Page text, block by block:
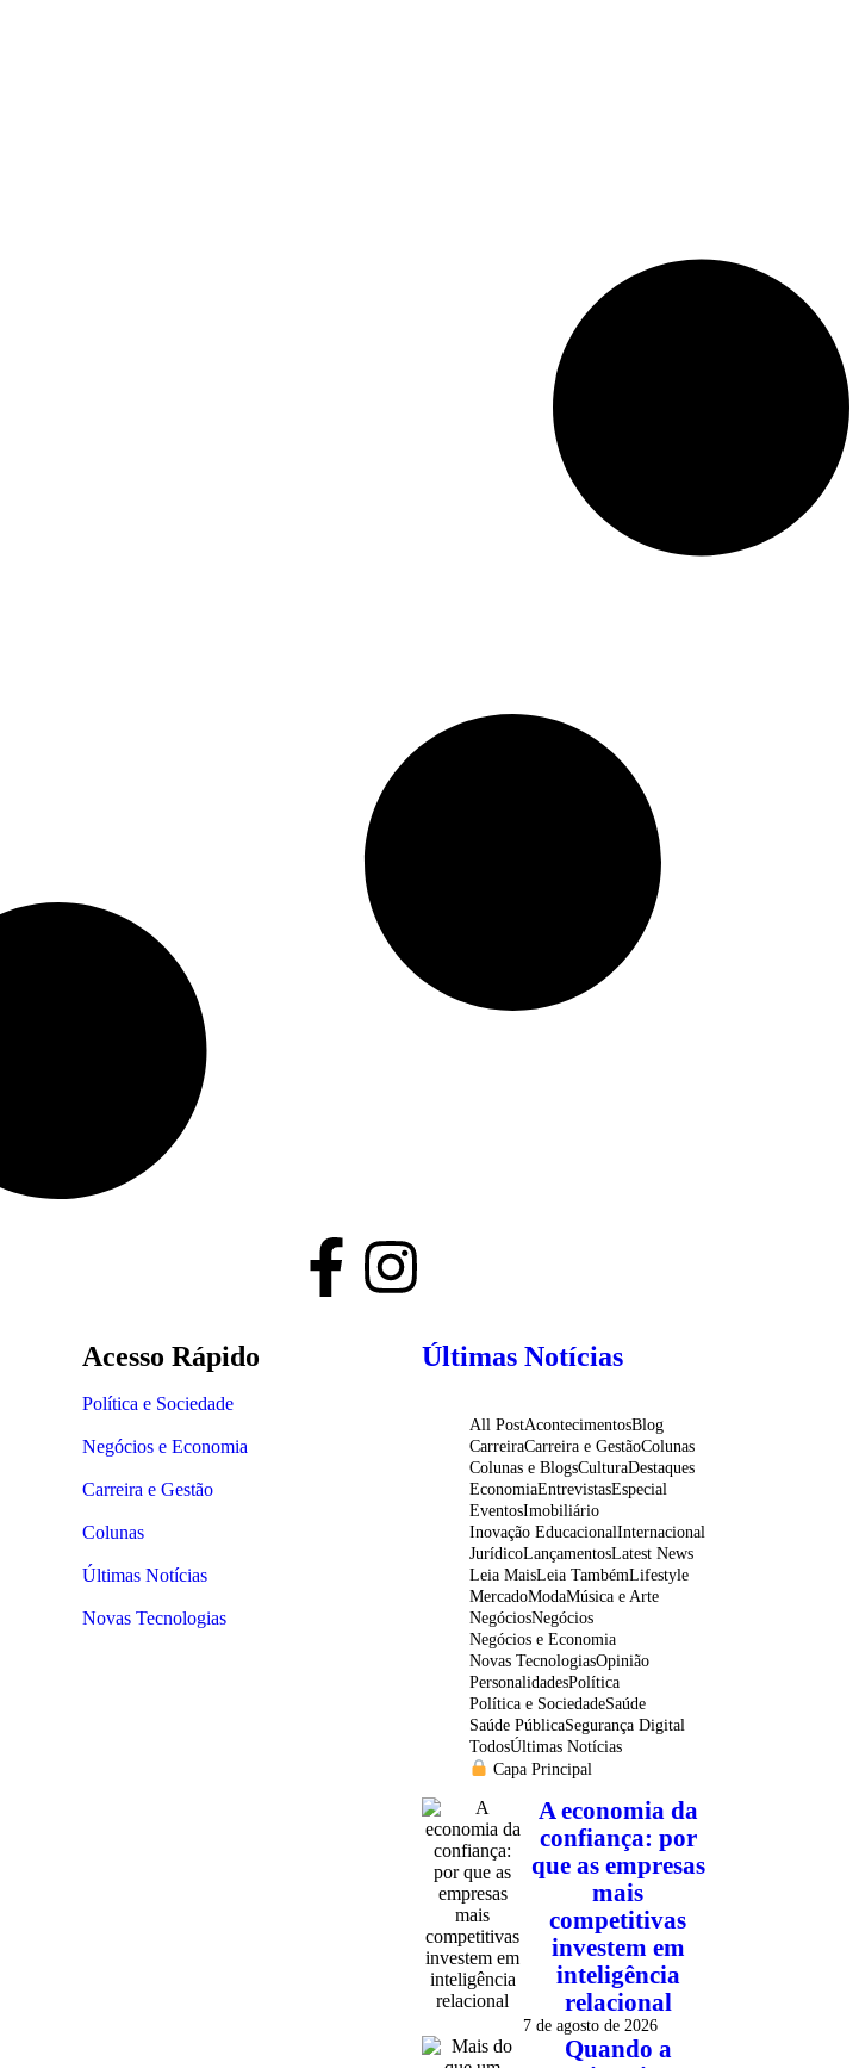
Acesso Rápido
Política e Sociedade
Negócios e Economia
Carreira e Gestão
Colunas
Últimas Notícias
Novas Tecnologias
Últimas Notícias
All PostAcontecimentosBlog
CarreiraCarreira e GestãoColunas
Colunas e BlogsCulturaDestaques
EconomiaEntrevistasEspecial
EventosImobiliário
Inovação EducacionalInternacional
JurídicoLançamentosLatest News
Leia MaisLeia TambémLifestyle
MercadoModaMúsica e Arte
NegóciosNegócios
Negócios e Economia
Novas TecnologiasOpinião
PersonalidadesPolítica
Política e SociedadeSaúde
Saúde PúblicaSegurança Digital
TodosÚltimas Notícias
Capa Principal
A economia da
confiança: por
que as empresas
mais
competitivas
investem em
inteligência
relacional
7 de agosto de 2026
Quando a